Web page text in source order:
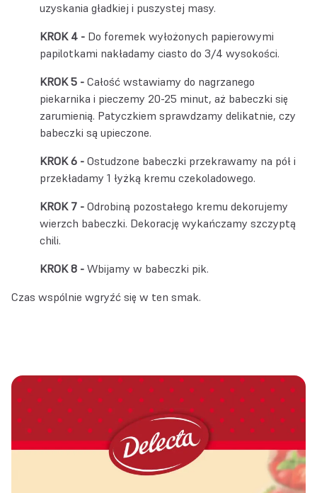
uzyskania gładkiej i puszystej masy.
Do foremek wyłożonych papierowymi
papilotkami nakładamy ciasto do 3/4 wysokości.
Całość wstawiamy do nagrzanego
piekarnika i pieczemy 20-25 minut, aż babeczki się
zarumienią. Patyczkiem sprawdzamy delikatnie, czy
babeczki są upieczone.
Ostudzone babeczki przekrawamy na pół i
przekładamy 1 łyżką kremu czekoladowego.
Odrobiną pozostałego kremu dekorujemy
wierzch babeczki. Dekorację wykańczamy szczyptą
chili.
Wbijamy w babeczki pik.
Czas wspólnie wgryźć się w ten smak.